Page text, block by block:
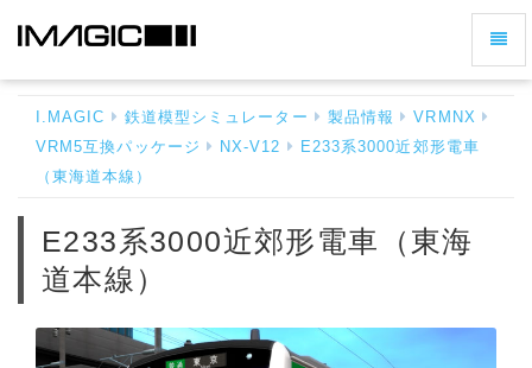
3000
近
電
（東
道
本
線）
ナ
ビ
替
I.MAGIC 鉄道模型シミュレーター 製品情報
VRMNX
VRM5互換パッケージ
NX-V12
E233系3000近郊形電車
（東海道本線）
E233系3000近郊形電車（東海
道本線）